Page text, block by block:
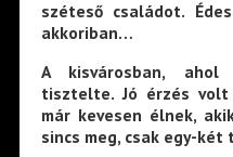
széteső családot.
akkoriban…
A kisvárosban,
tisztelte. Jó érzés volt
már kevesen élnek,
sincs meg, csak egy-két